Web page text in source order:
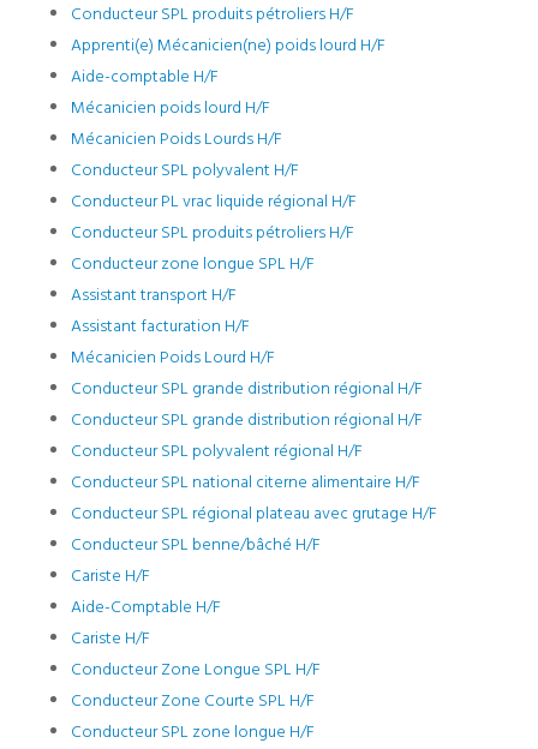
Conducteur SPL produits pétroliers H/F
Apprenti(e) Mécanicien(ne) poids lourd H/F
Aide-comptable H/F
Mécanicien poids lourd H/F
Mécanicien Poids Lourds H/F
Conducteur SPL polyvalent H/F
Conducteur PL vrac liquide régional H/F
Conducteur SPL produits pétroliers H/F
Conducteur zone longue SPL H/F
Assistant transport H/F
Assistant facturation H/F
Mécanicien Poids Lourd H/F
Conducteur SPL grande distribution régional H/F
Conducteur SPL grande distribution régional H/F
Conducteur SPL polyvalent régional H/F
Conducteur SPL national citerne alimentaire H/F
Conducteur SPL régional plateau avec grutage H/F
Conducteur SPL benne/bâché H/F
Cariste H/F
Aide-Comptable H/F
Cariste H/F
Conducteur Zone Longue SPL H/F
Conducteur Zone Courte SPL H/F
Conducteur SPL zone longue H/F